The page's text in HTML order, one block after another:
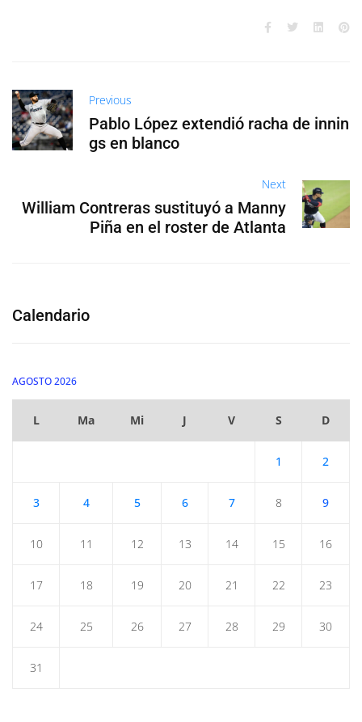
Previous
Pablo López extendió racha de innin
gs en blanco
Next
William Contreras sustituyó a Manny
Piña en el roster de Atlanta
Calendario
AGOSTO 2026
L Ma Mi J V S D
1 2
3 4 5 6 7 8 9
10 11 12 13 14 15 16
17 18 19 20 21 22 23
24 25 26 27 28 29 30
31